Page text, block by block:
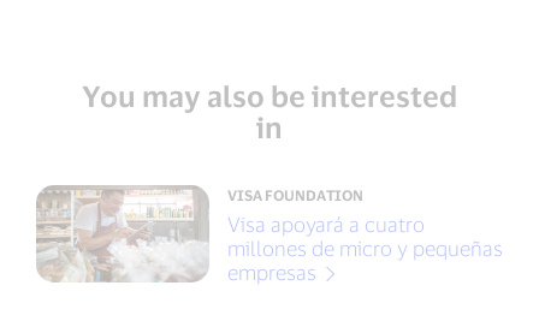
You may also be interested
in
VISA FOUNDATION
Visa apoyará a cuatro
millones de micro y pequeñas
empresas